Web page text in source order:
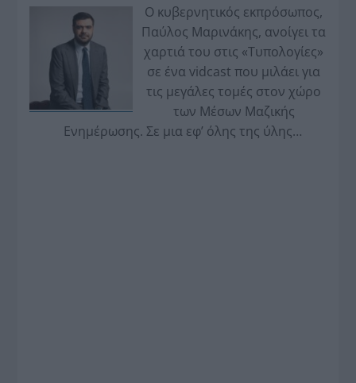
Ο κυβερνητικός εκπρόσωπος,
Παύλος Μαρινάκης, ανοίγει τα
χαρτιά του στις «Τυπολογίες»
σε ένα vidcast που μιλάει για
τις μεγάλες τομές στον χώρο
των Μέσων Μαζικής
Ενημέρωσης. Σε μια εφ’ όλης της ύλης